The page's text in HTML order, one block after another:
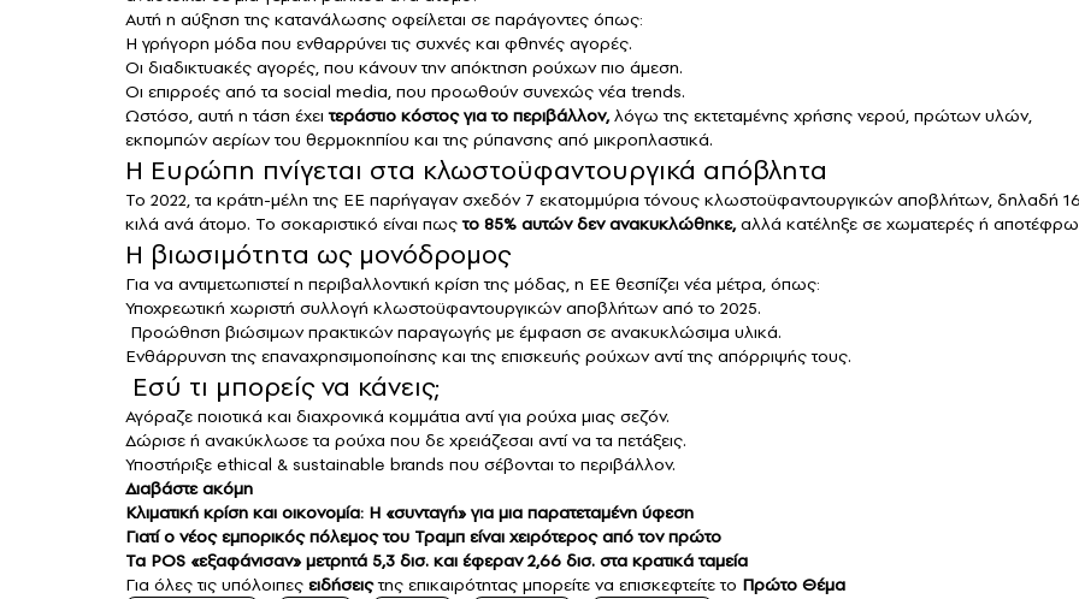
Αυτή η αύξηση της κατανάλωσης οφείλεται σε παράγοντες όπως:
Η γρήγορη μόδα που ενθαρρύνει τις συχνές και φθηνές αγορές.
Οι διαδικτυακές αγορές, που κάνουν την απόκτηση ρούχων πιο άμεση.
Οι επιρροές από τα social media, που προωθούν συνεχώς νέα trends.
Ωστόσο, αυτή η τάση έχειτεράστιο κόστος για το περιβάλλον,λόγω της εκτεταμένης χρήσης νερού, πρώτων υλών,
εκπομπών αερίων του θερμοκηπίου και της ρύπανσης από μικροπλαστικά.
Η Ευρώπη πνίγεται στα κλωστοϋφαντουργικά απόβλητα
Το 2022, τα κράτη-μέλη της ΕΕ παρήγαγαν σχεδόν 7 εκατομμύρια τόνους κλωστοϋφαντουργικών αποβλήτων, δηλαδή 16
κιλά ανά άτομο. Το σοκαριστικό είναι πωςτο 85% αυτών δεν ανακυκλώθηκε,αλλά κατέληξε σε χωματερές ή
Η βιωσιμότητα ως μονόδρομος
Για να αντιμετωπιστεί η περιβαλλοντική κρίση της μόδας, η ΕΕ θεσπίζει νέα μέτρα, όπως:
Υποχρεωτική χωριστή συλλογή κλωστοϋφαντουργικών αποβλήτων από το 2025.
Προώθηση βιώσιμων πρακτικών παραγωγής με έμφαση σε ανακυκλώσιμα υλικά.
Ενθάρρυνση της επαναχρησιμοποίησης και της επισκευής ρούχων αντί της απόρριψής τους.
Εσύ τι μπορείς να κάνεις;
Αγόραζε ποιοτικά και διαχρονικά κομμάτια αντί για ρούχα μιας σεζόν.
Δώρισε ή ανακύκλωσε τα ρούχα που δε χρειάζεσαι αντί να τα πετάξεις.
Υποστήριξε ethical & sustainable brands που σέβονται το περιβάλλον.
Διαβάστε ακόμη
Κλιματική κρίση και οικονομία: Η «συνταγή» για μια παρατεταμένη ύφεση
Γιατί ο νέος εμπορικός πόλεμος του Τραμπ είναι χειρότερος από τον πρώτο
Τα POS «εξαφάνισαν» μετρητά 5,3 δισ. και έφεραν 2,66 δισ. στα κρατικά ταμεία
Για όλες τις υπόλοιπες ειδήσειςτης επικαιρότητας μπορείτε να επισκεφτείτε το Πρώτο Θέμα